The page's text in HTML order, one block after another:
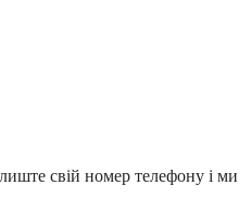
свій номер телефону і ми